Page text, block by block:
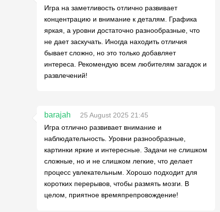
Игра на заметливость отлично развивает
концентрацию и внимание к деталям. Графика
яркая, а уровни достаточно разнообразные, что
не дает заскучать. Иногда находить отличия
бывает сложно, но это только добавляет
интереса. Рекомендую всем любителям загадок и
развлечений!
barajah
25 August 2025 21:45
Игра отлично развивает внимание и
наблюдательность. Уровни разнообразные,
картинки яркие и интересные. Задачи не слишком
сложные, но и не слишком легкие, что делает
процесс увлекательным. Хорошо подходит для
коротких перерывов, чтобы размять мозги. В
целом, приятное времяпрепровождение!